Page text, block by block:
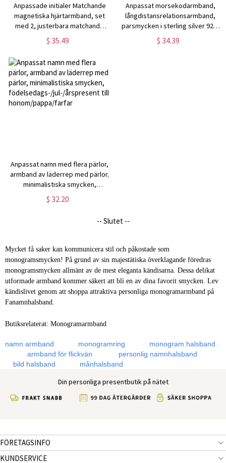
Anpassade initialer Matchande
magnetiska hjärtarmband, set
med 2, justerbara matchande
parflätade armband,
par/vänskapspresent till
$ 35.49
Anpassat morsekodarmband,
långdistansrelationsarmband,
parsmycken i sterling silver 925,
alla hjärtans dag/årspresent till
par/älskare
$ 34.39
Anpassat namn med flera pärlor,
armband av läderrep med pärlor,
minimalistiska smycken,
födelsedags-/jul-/årspresent till
honom/pappa/farfar
$ 32.20
-- Slutet --
Mycket få saker kan kommunicera stil och påkostade som
monogramsmycken! På grund av sin majestätiska överklagande föredras
monogramsmycken allmänt av de mest eleganta kändisarna. Dessa delikat
utformade armband kommer säkert att bli en av dina favorit smycken. Lev
kändislivet genom att shoppa attraktiva personliga monogramarmband på
Fanamnhalsband.
Butiksrelaterat: Monogramarmband
namn armband monogramring
monogram halsband
armband för flickvän
personlig namnhalsband
bild halsband
månhalsband
Din personliga presentbutik på nätet
FÖRETAGSINFO
KUNDSERVICE